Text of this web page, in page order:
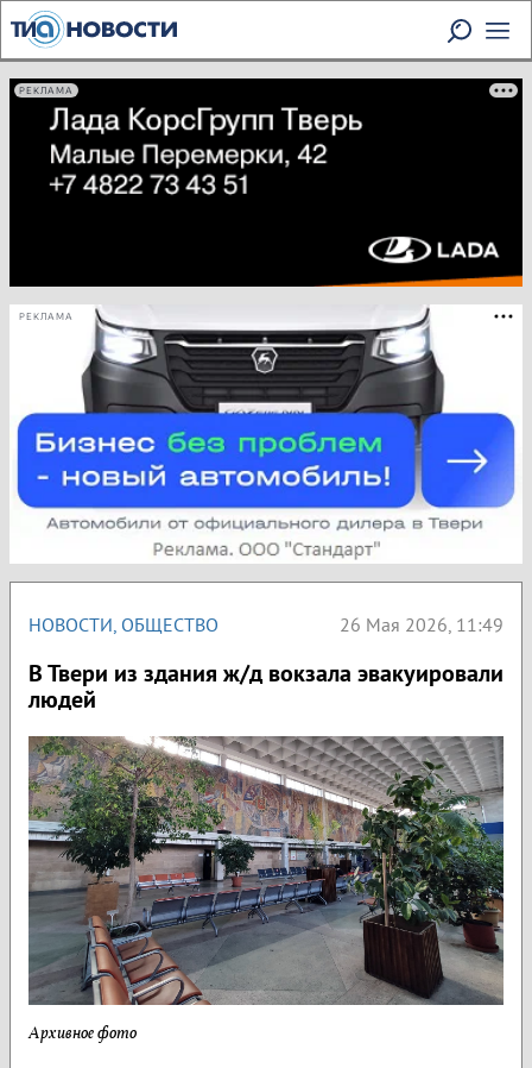
РЕКЛАМА
РЕКЛАМА
НОВОСТИ, ОБЩЕСТВО 26 Мая 2026, 11:49
В Твери из здания ж/д вокзала эвакуировали
людей
Архивное фото